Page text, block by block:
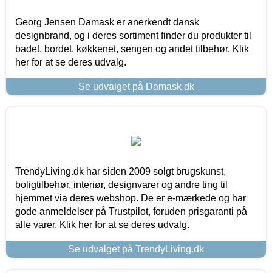
Georg Jensen Damask er anerkendt dansk
designbrand, og i deres sortiment finder du produkter til
badet, bordet, køkkenet, sengen og andet tilbehør. Klik
her for at se deres udvalg.
Se udvalget på Damask.dk
TrendyLiving.dk har siden 2009 solgt brugskunst,
boligtilbehør, interiør, designvarer og andre ting til
hjemmet via deres webshop. De er e-mærkede og har
gode anmeldelser på Trustpilot, foruden prisgaranti på
alle varer. Klik her for at se deres udvalg.
Se udvalget på TrendyLiving.dk